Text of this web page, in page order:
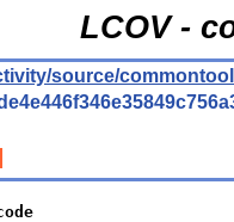
LCOV -
source/